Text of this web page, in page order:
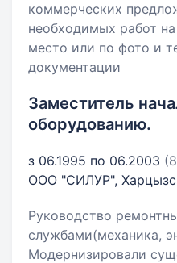
коммерческих
необходимых работ
место или по фото и
документации
Заместитель
оборудованию.
з 06.1995 по 06.2003
ООО "СИЛУР",
Руководство
службами(механика,
Модернизировали